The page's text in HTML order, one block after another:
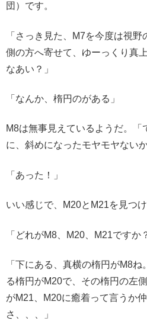
団）です。
「さっき見た、M7を今度は視
側の方へ寄せて、ゆーっくり真
なあい？」
「なんか、楕円のがある」
M8は無事見えているようだ。「
に、斜めになったモヤモヤないか
「あった！」
いい感じで、M20とM21を見つ
「どれがM8、M20、M21ですか
「下にある、真横の楕円がM8
る楕円がM20で、その楕円の左
がM21、M20に癒着って言うか
さ、、、」